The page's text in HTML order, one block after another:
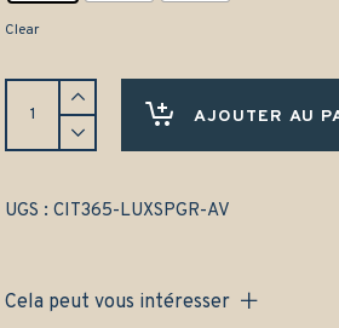
Clear
Tapis
Citroën
2005)
Gamme
AJOUTER AU
UGS : CIT365-LUXSPGR-AV
Cela peut vous intéresser